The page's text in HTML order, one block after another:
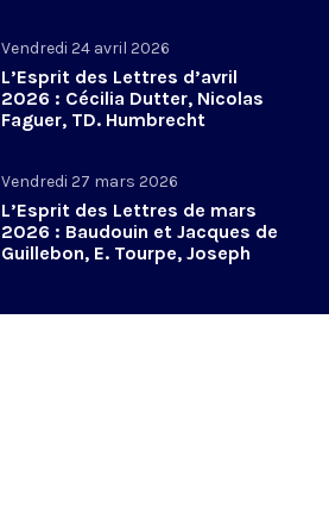
Vendredi 24 avril 2026
L’Esprit des Lettres d’avril
2026 : Cécilia Dutter, Nicolas
Faguer, TD. Humbrecht
Vendredi 27 mars 2026
L’Esprit des Lettres de mars
2026 : Baudouin et Jacques de
Guillebon, E. Tourpe, Joseph